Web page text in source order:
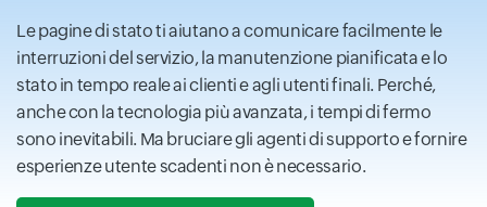
Le pagine di stato ti aiutano a comunicare facilmente le
interruzioni del servizio, la manutenzione pianificata e lo
stato in tempo reale ai clienti e agli utenti finali. Perché,
anche con la tecnologia più avanzata, i tempi di fermo
sono inevitabili. Ma bruciare gli agenti di supporto e fornire
esperienze utente scadenti non è necessario.